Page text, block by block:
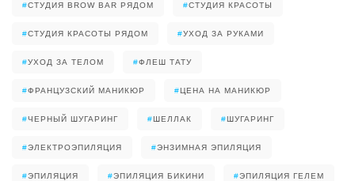
#СТУДИЯ BROW BAR РЯДОМ #СТУДИЯ КРАСОТЫ
#СТУДИЯ КРАСОТЫ РЯДОМ #УХОД ЗА РУКАМИ
#УХОД ЗА ТЕЛОМ #ФЛЕШ ТАТУ
#ФРАНЦУЗСКИЙ МАНИКЮР #ЦЕНА НА МАНИКЮР
#ЧЕРНЫЙ ШУГАРИНГ #ШЕЛЛАК #ШУГАРИНГ
#ЭЛЕКТРОЭПИЛЯЦИЯ #ЭНЗИМНАЯ ЭПИЛЯЦИЯ
#ЭПИЛЯЦИЯ #ЭПИЛЯЦИЯ БИКИНИ #ЭПИЛЯЦИЯ ГЕЛЕМ